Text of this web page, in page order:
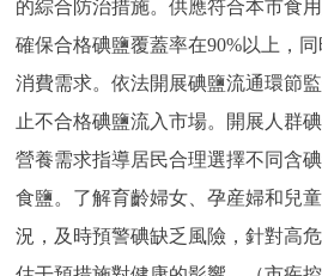
的綜合防治措施。供應符合本市食
確保合格碘鹽覆蓋率在90%以上，
消費需求。依法開展碘鹽流通環節
止不合格碘鹽流入市場。開展人群
營養需求指導居民合理選擇不同含
食鹽。了解育齡婦女、孕産婦和兒
況，及時預警碘缺乏風險，針對高